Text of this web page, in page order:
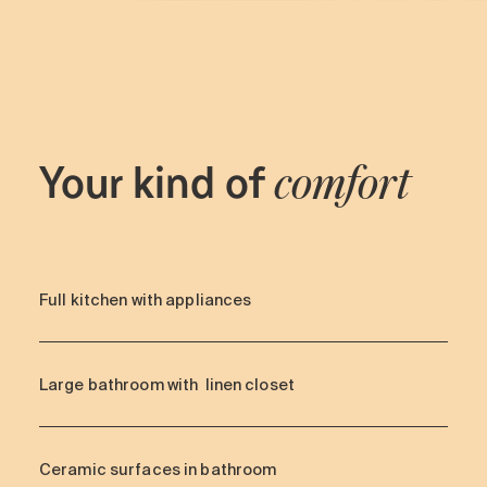
Équipe du mardi 19h00 seulement
Pour consulter la liste des équipes, elle sera
Your kind ofcomfort
Full kitchen with appliances
Large bathroom with linen closet
Ceramic surfaces in bathroom